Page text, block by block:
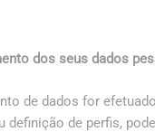
dos seus dados
de dados for
de perfis,